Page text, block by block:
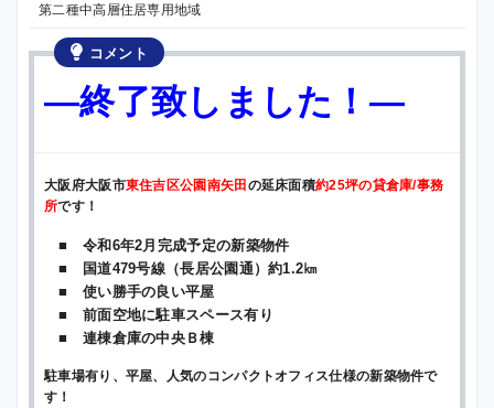
第二種中高層住居専用地域
コメント
—終了致しました！—
大阪府大阪市東住吉区公園南矢田の延床面積約25坪の貸倉庫/事務
所です！
■ 令和6年2月完成予定の新築物件
■ 国道479号線（長居公園通）約1.2㎞
■ 使い勝手の良い平屋
■ 前面空地に駐車スペース有り
■ 連棟倉庫の中央Ｂ棟
駐車場有り、平屋、人気のコンパクトオフィス仕様の新築物件で
す！